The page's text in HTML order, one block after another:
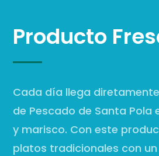
Producto
Cada día llega
de Pescado de Santa Pola
y marisco. Con este
platos tradicionales con